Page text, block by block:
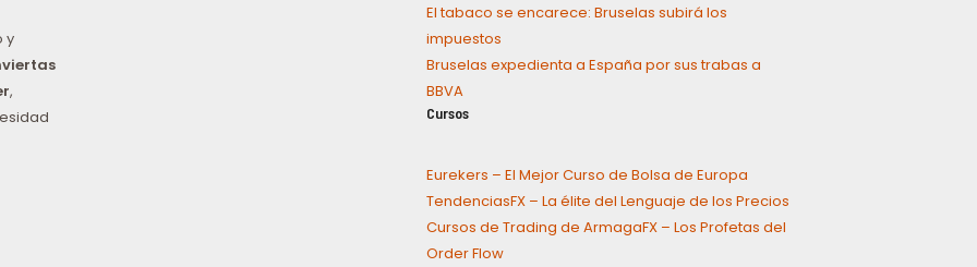
y
,
El tabaco se encarece: Bruselas subirá los
impuestos
Bruselas expedienta a España por sus trabas a
BBVA
Cursos
Eurekers – El Mejor Curso de Bolsa de Europa
TendenciasFX – La élite del Lenguaje de los Precios
Cursos de Trading de ArmagaFX – Los Profetas del
Order Flow